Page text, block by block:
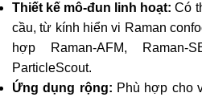
Thiết kế mô-đun linh hoạt: Có
cầu, từ kính hiển vi Raman
hợp Raman-AFM, Raman-
ParticleScout.
Ứng dụng rộng: Phù hợp cho